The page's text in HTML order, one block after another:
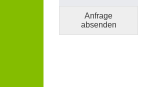
Anfrage
absenden